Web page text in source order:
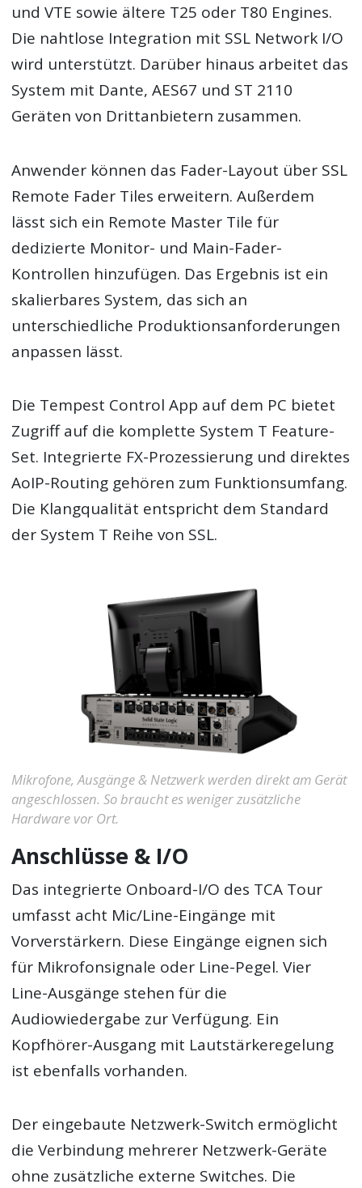
und VTE sowie ältere T25 oder T80 Engines.
Die nahtlose Integration mit SSL Network I/O
wird unterstützt. Darüber hinaus arbeitet das
System mit Dante, AES67 und ST 2110
Geräten von Drittanbietern zusammen.
Anwender können das Fader-Layout über SSL
Remote Fader Tiles erweitern. Außerdem
lässt sich ein Remote Master Tile für
dedizierte Monitor- und Main-Fader-
Kontrollen hinzufügen. Das Ergebnis ist ein
skalierbares System, das sich an
unterschiedliche Produktionsanforderungen
anpassen lässt.
Die Tempest Control App auf dem PC bietet
Zugriff auf die komplette System T Feature-
Set. Integrierte FX-Prozessierung und direktes
AoIP-Routing gehören zum Funktionsumfang.
Die Klangqualität entspricht dem Standard
der System T Reihe von SSL.
Mikrofone, Ausgänge & Netzwerk werden direkt am Gerät
angeschlossen. So braucht es weniger zusätzliche
Hardware vor Ort.
Anschlüsse & I/O
Das integrierte Onboard-I/O des TCA Tour
umfasst acht Mic/Line-Eingänge mit
Vorverstärkern. Diese Eingänge eignen sich
für Mikrofonsignale oder Line-Pegel. Vier
Line-Ausgänge stehen für die
Audiowiedergabe zur Verfügung. Ein
Kopfhörer-Ausgang mit Lautstärkeregelung
ist ebenfalls vorhanden.
Der eingebaute Netzwerk-Switch ermöglicht
die Verbindung mehrerer Netzwerk-Geräte
ohne zusätzliche externe Switches. Die